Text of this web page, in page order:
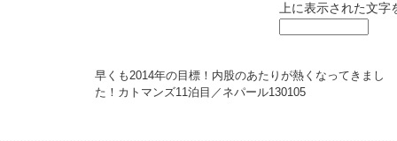
上に表示された文
早くも2014年の目標！内股のあたりが熱くなってきまし
た！カトマンズ11泊目／ネパール130105